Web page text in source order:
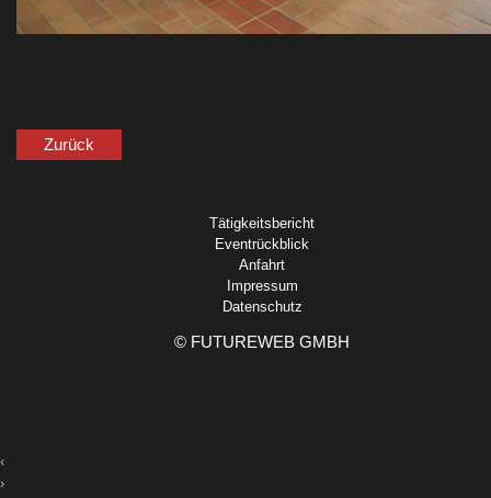
Zurück
Tätigkeitsbericht
Eventrückblick
Anfahrt
Impressum
Datenschutz
© FUTUREWEB GMBH
‹
›